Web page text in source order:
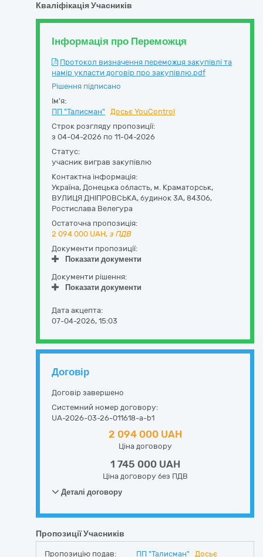
Кваліфікація Учасників
Інформація про Переможця
Протокол визначення переможця закупівлі та
намір укласти договір про закупівлю.pdf
Рішення підписано
Ім'я:
ПП "Талисман"
Досьє YouControl
Строк розгляду пропозиції:
з 04-04-2026 по 11-04-2026
Статус:
учасник виграв закупівлю
Контактна інформація:
Україна, Донецька область, м. Краматорськ,
ВУЛИЦЯ ДНІПРОВСЬКА, будинок 3А, 84306,
Ростислава Велегура
Остаточна пропозиція:
2 094 000 UAH, з ПДВ
Документи пропозиції:
Показати документи
Документи рішення:
Показати документи
Дата акцепта:
07-04-2026, 15:03
Договір
Договір завершено
Системний номер договору:
UA-2026-03-26-011618-a-b1
2 094 000 UAH
Ціна договору
1 745 000 UAH
Ціна договору без ПДВ
Деталі договору
Пропозиції Учасників
Пропозицію подав: ПП "Талисман" Досьє